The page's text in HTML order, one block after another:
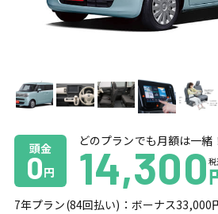
頭金
0円
どのプランでも月額は一緒
14,300
7年プラン(84回払い)：ボーナス33,000